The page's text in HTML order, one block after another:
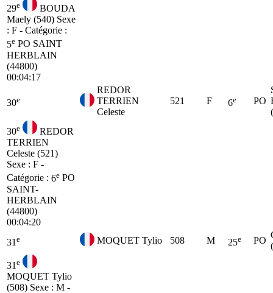
29e
BOUDA
Maely (540) Sexe
: F - Catégorie :
5e PO SAINT
HERBLAIN
(44800)
00:04:17
30e
REDOR
TERRIEN
Celeste
521 F 6e PO
30e
REDOR
TERRIEN
Celeste (521)
Sexe : F -
Catégorie : 6e PO
SAINT-
HERBLAIN
(44800)
00:04:20
31 e MOQUET Tylio 508 M 25e PO
31 e
MOQUET Tylio
(508) Sexe : M -